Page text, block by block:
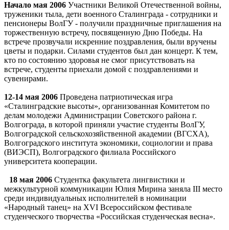
Начало мая 2006 Участники Великой Отечественной войны,
труженики тыла, дети военного Сталинграда - сотрудники и
пенсионеры ВолГУ - получили праздничные приглашения на
торжественную встречу, посвященную Дню Победы. На
встрече прозвучали искренние поздравления, были вручены
цветы и подарки. Силами студентов был дан концерт. К тем,
кто по состоянию здоровья не смог присутствовать на
встрече, студенты приехали домой с поздравлениями и
сувенирами.
12-14 мая 2006 Проведена патриотическая игра
«Сталинградские высоты», организованная Комитетом по
делам молодежи Администрации Советского района г.
Волгограда, в которой приняли участие студенты ВолГУ,
Волгоградской сельскохозяйственной академии (ВГСХА),
Волгоградского института экономики, социологии и права
(ВИЭСП), Волгоградского филиала Российского
университета кооперации.
18 мая 2006 Студентка факультета лингвистики и
межкультурной коммуникации Юлия Мирина заняла III место
среди индивидуальных исполнителей в номинации
«Народный танец» на XVI Всероссийском фестивале
студенческого творчества «Российская студенческая весна».